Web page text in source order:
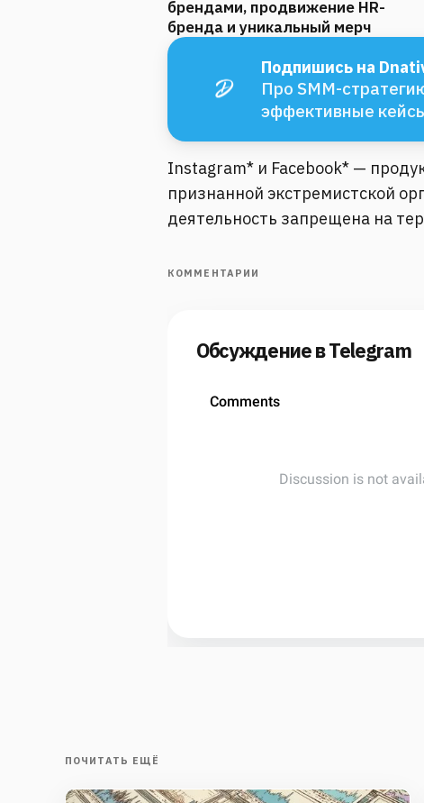
брендами, продвижение HR-
бренда и уникальный мерч
Подпишись на
Про SMM-
эффективные
Instagram* и Facebook* —
признанной экстремистской
деятельность запрещена на
КОММЕНТАРИИ
Обсуждение в Telegram
ПОЧИТАТЬ ЕЩЁ